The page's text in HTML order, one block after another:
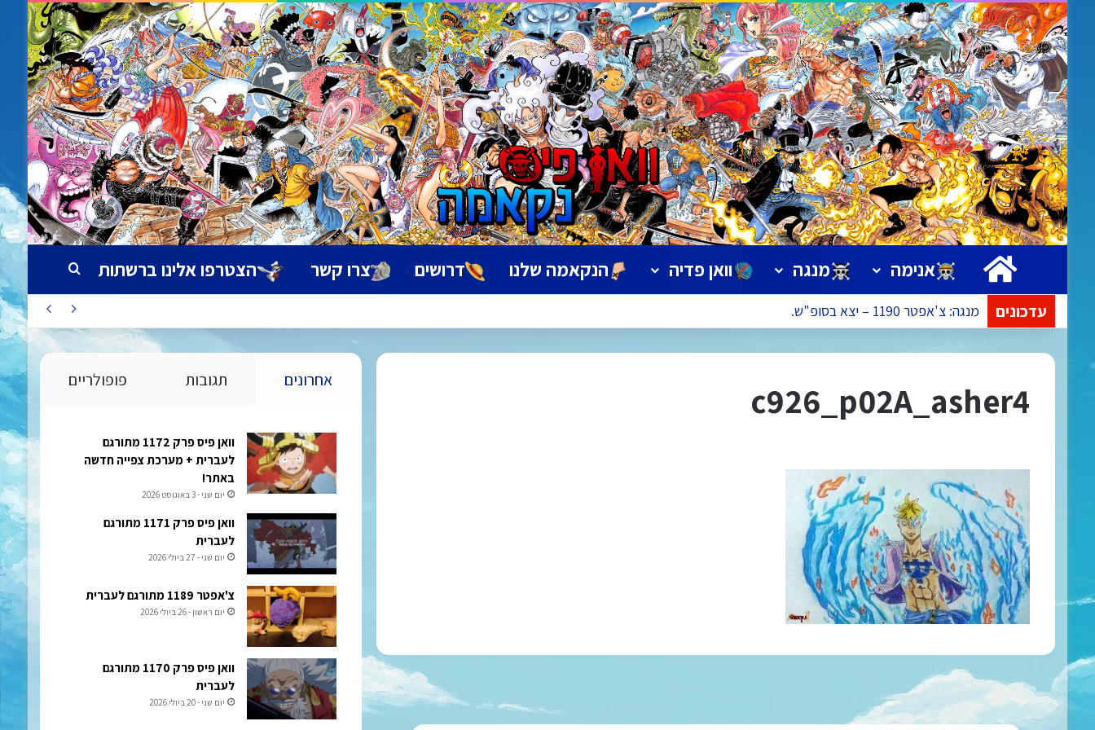
ראשי אנימה מנגה וואן פדיה הנקאמה שלנו דרושים צרו קשר הצטרפו אלינו ברשתות חיפוש עבור
עדכונים מנגה: צ'אפטר 1190 – יצא בסופ"ש.
c926_p02A_asher4 אחרונים תגובות פופולריים
וואן פיס פרק 1172 מתורגם
לעברית + מערכת צפייה חדשה
באתר!
יום שני - 3 באוגוסט 2026
וואן פיס פרק 1171 מתורגם
לעברית
יום שני - 27 ביולי 2026
צ'אפטר 1189 מתורגם לעברית
יום ראשון - 26 ביולי 2026
וואן פיס פרק 1170 מתורגם
לעברית
יום שני - 20 ביולי 2026